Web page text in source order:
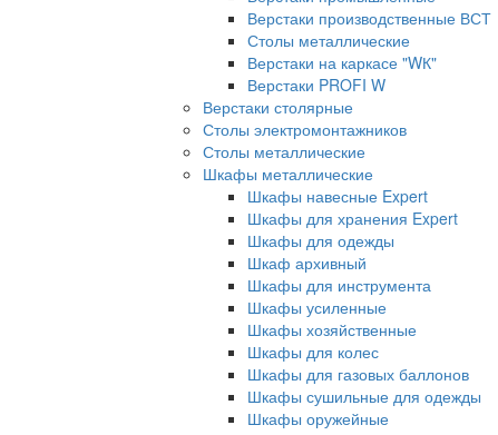
Верстаки производственные ВСТ
Столы металлические
Верстаки на каркасе "WК"
Верстаки PROFI W
Верстаки столярные
Столы электромонтажников
Столы металлические
Шкафы металлические
Шкафы навесные Expert
Шкафы для хранения Expert
Шкафы для одежды
Шкаф архивный
Шкафы для инструмента
Шкафы усиленные
Шкафы хозяйственные
Шкафы для колес
Шкафы для газовых баллонов
Шкафы сушильные для одежды
Шкафы оружейные